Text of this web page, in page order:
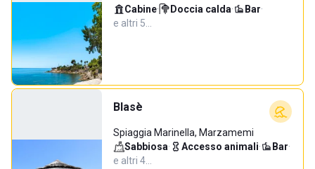
Cabine· Doccia calda· Bar·
e altri 5…
Blasè
Spiaggia Marinella, Marzamemi
Sabbiosa· Accesso animali· Bar·
e altri 4…